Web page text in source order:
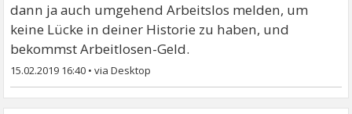
dann ja auch umgehend Arbeitslos melden, um
keine Lücke in deiner Historie zu haben, und
bekommst Arbeitlosen-Geld.
15.02.2019 16:40 •